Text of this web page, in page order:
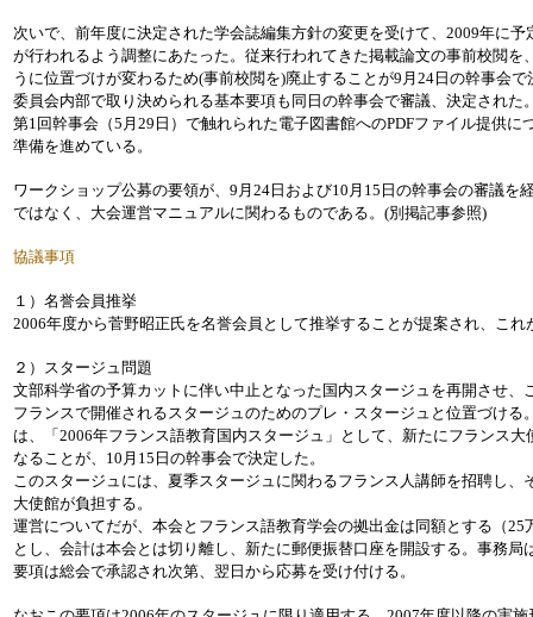
次いで、前年度に決定された学会誌編集方針の変更を受けて、2009年に
が行われるよう調整にあたった。従来行われてきた掲載論文の事前校閲を
うに位置づけが変わるため(事前校閲を)廃止することが9月24日の幹事会
委員会内部で取り決められる基本要項も同日の幹事会で審議、決定された
第1回幹事会（5月29日）で触れられた電子図書館へのPDFファイル提供に
準備を進めている。
ワークショップ公募の要領が、9月24日および10月15日の幹事会の審議を
ではなく、大会運営マニュアルに関わるものである。(別掲記事参照)
協議事項
１）名誉会員推挙
2006年度から菅野昭正氏を名誉会員として推挙することが提案され、これ
２）スタージュ問題
文部科学省の予算カットに伴い中止となった国内スタージュを再開させ、
フランスで開催されるスタージュのためのプレ・スタージュと位置づける
は、「2006年フランス語教育国内スタージュ」として、新たにフランス
なることが、10月15日の幹事会で決定した。
このスタージュには、夏季スタージュに関わるフランス人講師を招聘し、
大使館が負担する。
運営についてだが、本会とフランス語教育学会の拠出金は同額とする（
とし、会計は本会とは切り離し、新たに郵便振替口座を開設する。事務局
要項は総会で承認され次第、翌日から応募を受け付ける。